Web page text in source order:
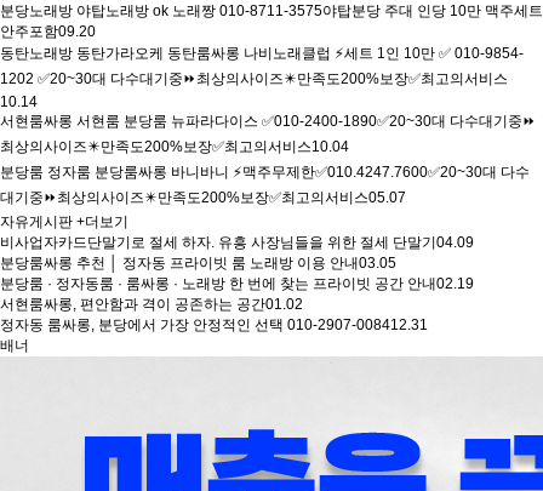
분당노래방 야탑노래방 ok 노래짱 010-8711-3575야탑분당 주대 인당 10만 맥주세트
안주포함09.20
동탄노래방 동탄가라오케 동탄룸싸롱 나비노래클럽 ⚡세트 1인 10만 ✅ 010-9854-
1202 ✅20~30대 다수대기중⏩최상의사이즈✴️만족도200%보장✅최고의서비스
10.14
서현룸싸롱 서현룸 분당룸 뉴파라다이스 ✅010-2400-1890✅20~30대 다수대기중⏩
최상의사이즈✴️만족도200%보장✅최고의서비스10.04
분당룸 정자룸 분당룸싸롱 바니바니 ⚡맥주무제한✅010.4247.7600✅20~30대 다수
대기중⏩최상의사이즈✴️만족도200%보장✅최고의서비스05.07
자유게시판 +더보기
비사업자카드단말기로 절세 하자. 유흥 사장님들을 위한 절세 단말기 04.09
분당룸싸롱 추천 │ 정자동 프라이빗 룸 노래방 이용 안내03.05
분당룸 · 정자동룸 · 룸싸롱 · 노래방 한 번에 찾는 프라이빗 공간 안내02.19
서현룸싸롱, 편안함과 격이 공존하는 공간01.02
정자동 룸싸롱, 분당에서 가장 안정적인 선택 010-2907-008412.31
배너